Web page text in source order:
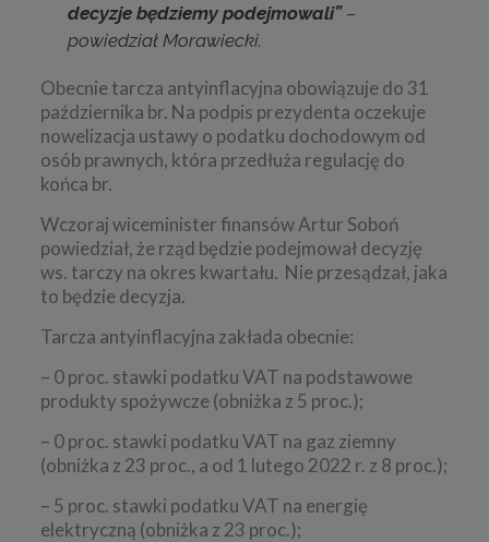
decyzje będziemy podejmowali” –
powiedział Morawiecki.
Obecnie tarcza antyinflacyjna obowiązuje do 31
października br. Na podpis prezydenta oczekuje
nowelizacja ustawy o podatku dochodowym od
osób prawnych, która przedłuża regulację do
końca br.
Wczoraj wiceminister finansów Artur Soboń
powiedział, że rząd będzie podejmował decyzję
ws. tarczy na okres kwartału. Nie przesądzał, jaka
to będzie decyzja.
Tarcza antyinflacyjna zakłada obecnie:
– 0 proc. stawki podatku VAT na podstawowe
produkty spożywcze (obniżka z 5 proc.);
– 0 proc. stawki podatku VAT na gaz ziemny
(obniżka z 23 proc., a od 1 lutego 2022 r. z 8 proc.);
– 5 proc. stawki podatku VAT na energię
elektryczną (obniżka z 23 proc.);